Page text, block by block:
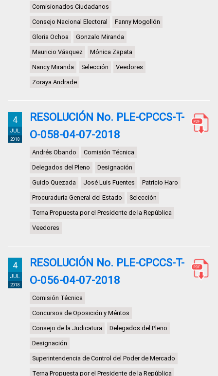
Comisionados Ciudadanos
Consejo Nacional Electoral Fanny Mogollón
Gloria Ochoa Gonzalo Miranda
Mauricio Vásquez Mónica Zapata
Nancy Miranda Selección Veedores
Zoraya Andrade
4
JUL
2018
RESOLUCIÓN No. PLE-CPCCS-T-
O-058-04-07-2018
Andrés Obando Comisión Técnica
Delegados del Pleno Designación
Guido Quezada José Luis Fuentes Patricio Haro
Procuraduría General del Estado Selección
Terna Propuesta por el Presidente de la República
Veedores
4
JUL
2018
RESOLUCIÓN No. PLE-CPCCS-T-
O-056-04-07-2018
Comisión Técnica
Concursos de Oposición y Méritos
Consejo de la Judicatura Delegados del Pleno
Designación
Superintendencia de Control del Poder de Mercado
Terna Propuesta por el Presidente de la República